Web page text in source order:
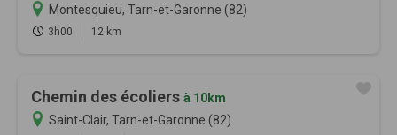
Montesquieu, Tarn-et-Garonne (82)
3h00 12 km
Chemin des écoliers à 10km
Saint-Clair, Tarn-et-Garonne (82)